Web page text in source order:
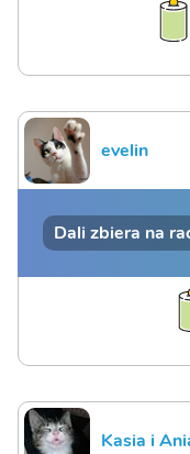
evelin
Dali zbiera na
Kasia i